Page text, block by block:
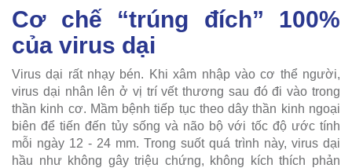
Cơ chế “trúng đích” 100%
của virus dại
Virus dại rất nhạy bén. Khi xâm nhập vào cơ thể người,
virus dại nhân lên ở vị trí vết thương sau đó đi vào trong
thần kinh cơ. Mầm bệnh tiếp tục theo dây thần kinh ngoại
biên để tiến đến tủy sống và não bộ với tốc độ ước tính
mỗi ngày 12 - 24 mm. Trong suốt quá trình này, virus dại
hầu như không gây triệu chứng, không kích thích phản